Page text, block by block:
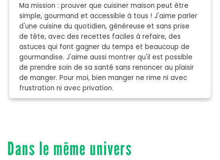
Ma mission : prouver que cuisiner maison peut être
simple, gourmand et accessible à tous ! J'aime parler
d'une cuisine du quotidien, généreuse et sans prise
de tête, avec des recettes faciles à refaire, des
astuces qui font gagner du temps et beaucoup de
gourmandise. J'aime aussi montrer qu'il est possible
de prendre soin de sa santé sans renoncer au plaisir
de manger. Pour moi, bien manger ne rime ni avec
frustration ni avec privation.
Dans le même univers